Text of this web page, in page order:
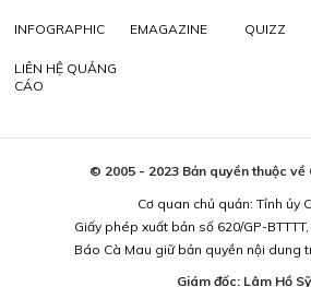
INFOGRAPHIC EMAGAZINE QUIZZ
LIÊN HỆ QUẢNG
CÁO
© 2005 - 2023 Bản quyền thuộc về
Cơ quan chủ quản: Tỉnh ủy
Giấy phép xuất bản số 620/GP-
Báo Cà Mau giữ bản quyền nội dung
Giám đốc: Lâm Hồ Sỹ